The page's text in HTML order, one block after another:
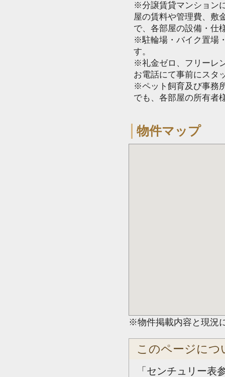
※分譲賃貸マンション
屋の賃料や管理費、敷
で、各部屋の設備・仕
※駐輪場・バイク置場
す。
※礼金ゼロ、フリーレ
お電話にて事前にスタ
※ペット飼育及び事務
でも、各部屋の所有者
物件マップ
※物件掲載内容と現況
このページにつ
「センチュリー表